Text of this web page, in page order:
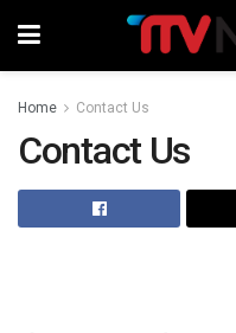
Home Contact Us
Contact Us